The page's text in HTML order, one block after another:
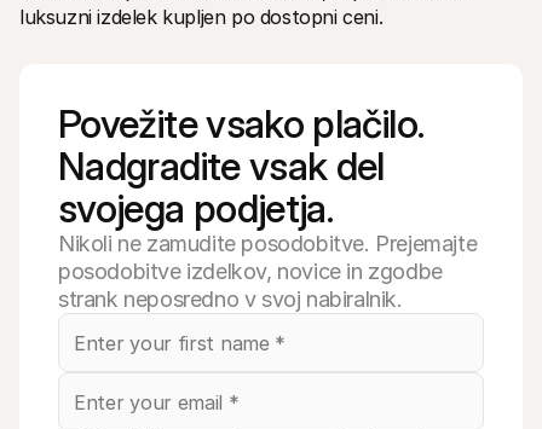
luksuzni izdelek kupljen po dostopni ceni.
Povežite vsako plačilo.
Nadgradite vsak del
svojega podjetja.
Nikoli ne zamudite posodobitve. Prejemajte
posodobitve izdelkov, novice in zgodbe
strank neposredno v svoj nabiralnik.